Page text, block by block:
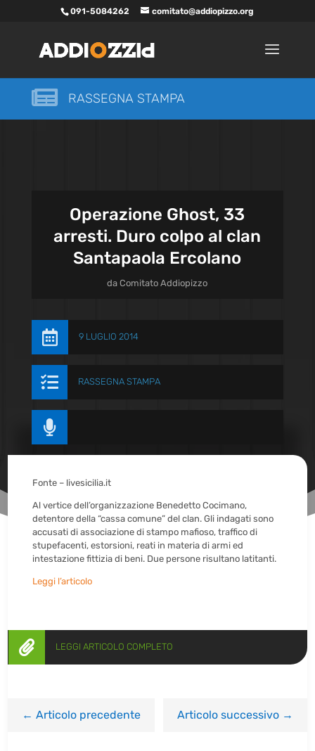
091-5084262 comitato@addiopizzo.org
 RASSEGNA STAMPA
Operazione Ghost, 33
arresti. Duro colpo al clan
Santapaola Ercolano
daComitato Addiopizzo
 9 LUGLIO 2014
 RASSEGNA STAMPA

Fonte – livesicilia.it
Al vertice dell’organizzazione Benedetto Cocimano,
detentore della “cassa comune” del clan. Gli indagati sono
accusati di associazione di stampo mafioso, traffico di
stupefacenti, estorsioni, reati in materia di armi ed
intestazione fittizia di beni. Due persone risultano latitanti.
Leggi l’articolo
 LEGGI ARTICOLO COMPLETO
←Articolo precedente Articolo successivo→